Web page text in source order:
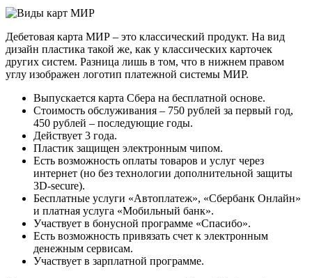
Дебетовая карта МИР – это классический продукт. На вид
дизайн пластика такой же, как у классических карточек
других систем. Разница лишь в том, что в нижнем правом
углу изображен логотип платежной системы МИР.
Выпускается карта Сбера на бесплатной основе.
Стоимость обслуживания – 750 рублей за первый год,
450 рублей – последующие годы.
Действует 3 года.
Пластик защищен электронным чипом.
Есть возможность оплаты товаров и услуг через
интернет (но без технологии дополнительной защиты
3D-secure).
Бесплатные услуги «Автоплатеж», «Сбербанк Онлайн»
и платная услуга «Мобильный банк».
Участвует в бонусной программе «Спасибо».
Есть возможность привязать счет к электронным
денежным сервисам.
Участвует в зарплатной программе.